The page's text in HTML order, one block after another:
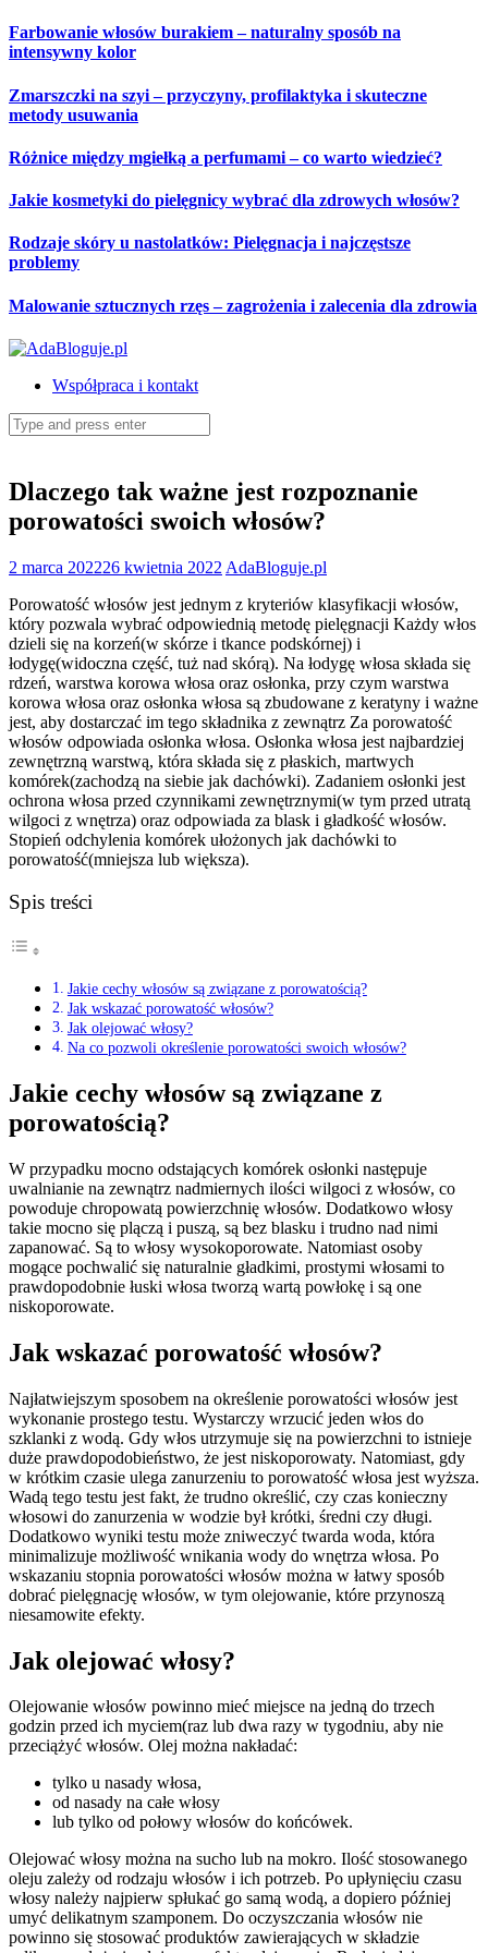
Skip
to
Farbowanie włosów burakiem – naturalny sposób na
intensywny kolor
Zmarszczki na szyi – przyczyny, profilaktyka i skuteczne
metody usuwania
Różnice między mgiełką a perfumami – co warto wiedzieć?
Jakie kosmetyki do pielęgnicy wybrać dla zdrowych włosów?
Rodzaje skóry u nastolatków: Pielęgnacja i najczęstsze
problemy
Malowanie sztucznych rzęs – zagrożenia i zalecenia dla zdrowia
Współpraca i kontakt
Search
for:
Dlaczego tak ważne jest rozpoznanie
porowatości swoich włosów?
2 marca 202226 kwietnia 2022 AdaBloguje.pl
Porowatość włosów jest jednym z kryteriów klasyfikacji włosów,
który pozwala wybrać odpowiednią metodę pielęgnacji Każdy włos
dzieli się na korzeń(w skórze i tkance podskórnej) i
łodygę(widoczna część, tuż nad skórą). Na łodygę włosa składa się
rdzeń, warstwa korowa włosa oraz osłonka, przy czym warstwa
korowa włosa oraz osłonka włosa są zbudowane z keratyny i ważne
jest, aby dostarczać im tego składnika z zewnątrz Za porowatość
włosów odpowiada osłonka włosa. Osłonka włosa jest najbardziej
zewnętrzną warstwą, która składa się z płaskich, martwych
komórek(zachodzą na siebie jak dachówki). Zadaniem osłonki jest
ochrona włosa przed czynnikami zewnętrznymi(w tym przed utratą
wilgoci z wnętrza) oraz odpowiada za blask i gładkość włosów.
Stopień odchylenia komórek ułożonych jak dachówki to
porowatość(mniejsza lub większa).
Spis treści
Jakie cechy włosów są związane z porowatością?
Jak wskazać porowatość włosów?
Jak olejować włosy?
Na co pozwoli określenie porowatości swoich włosów?
Jakie cechy włosów są związane z
porowatością?
W przypadku mocno odstających komórek osłonki następuje
uwalnianie na zewnątrz nadmiernych ilości wilgoci z włosów, co
powoduje chropowatą powierzchnię włosów. Dodatkowo włosy
takie mocno się plączą i puszą, są bez blasku i trudno nad nimi
zapanować. Są to włosy wysokoporowate. Natomiast osoby
mogące pochwalić się naturalnie gładkimi, prostymi włosami to
prawdopodobnie łuski włosa tworzą wartą powłokę i są one
niskoporowate.
Jak wskazać porowatość włosów?
Najłatwiejszym sposobem na określenie porowatości włosów jest
wykonanie prostego testu. Wystarczy wrzucić jeden włos do
szklanki z wodą. Gdy włos utrzymuje się na powierzchni to istnieje
duże prawdopodobieństwo, że jest niskoporowaty. Natomiast, gdy
w krótkim czasie ulega zanurzeniu to porowatość włosa jest wyższa.
Wadą tego testu jest fakt, że trudno określić, czy czas konieczny
włosowi do zanurzenia w wodzie był krótki, średni czy długi.
Dodatkowo wyniki testu może zniweczyć twarda woda, która
minimalizuje możliwość wnikania wody do wnętrza włosa. Po
wskazaniu stopnia porowatości włosów można w łatwy sposób
dobrać pielęgnację włosów, w tym olejowanie, które przynoszą
niesamowite efekty.
Jak olejować włosy?
Olejowanie włosów powinno mieć miejsce na jedną do trzech
godzin przed ich myciem(raz lub dwa razy w tygodniu, aby nie
przeciążyć włosów. Olej można nakładać:
tylko u nasady włosa,
od nasady na całe włosy
lub tylko od połowy włosów do końcówek.
Olejować włosy można na sucho lub na mokro. Ilość stosowanego
oleju zależy od rodzaju włosów i ich potrzeb. Po upłynięciu czasu
włosy należy najpierw spłukać go samą wodą, a dopiero później
umyć delikatnym szamponem. Do oczyszczania włosów nie
powinno się stosować produktów zawierających w składzie